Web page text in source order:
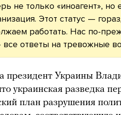
не только «иноагент», но
Этот статус —
работать. Нас по-
ответы на тревожные
президент Украины
украинская разведка
план разрушения